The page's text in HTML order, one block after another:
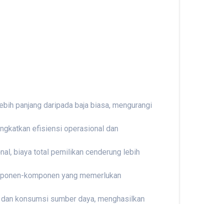
panjang daripada baja biasa, mengurangi
efisiensi operasional dan
biaya total pemilikan cenderung lebih
komponen yang memerlukan
konsumsi sumber daya, menghasilkan